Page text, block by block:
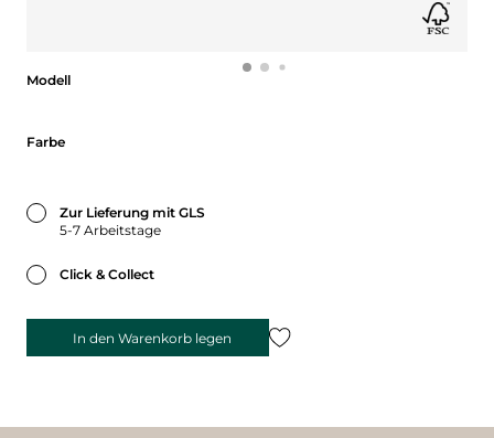
Modell
Farbe
Zur Lieferung mit GLS
5-7 Arbeitstage
Click & Collect
In den Warenkorb legen